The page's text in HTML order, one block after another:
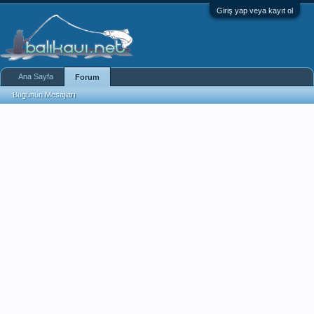
Giriş yap veya kayıt ol
Ana Sayfa Forum
Bugünün Mesajları